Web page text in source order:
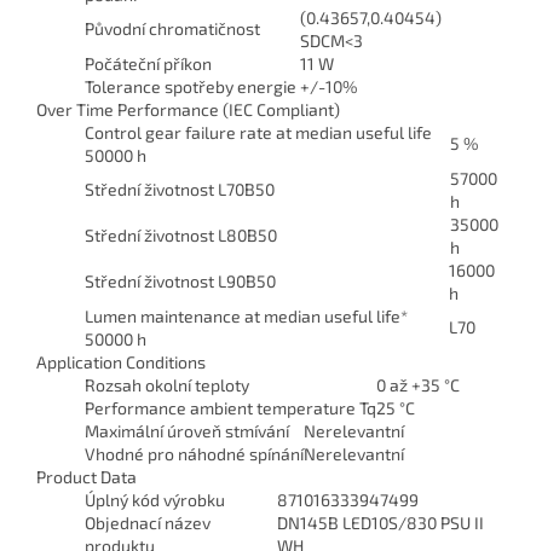
Původní chromatičnost
(0.43657,0.40454)
SDCM<3
Počáteční příkon
11 W
Tolerance spotřeby energie +/-10%
Over Time Performance (IEC Compliant)
Control gear failure rate at median useful life
50000 h
5 %
Střední životnost L70B50
57000
h
Střední životnost L80B50
35000
h
Střední životnost L90B50
16000
h
Lumen maintenance at median useful life*
50000 h
L70
Application Conditions
Rozsah okolní teploty
0 až +35 °C
Performance ambient temperature Tq25 °C
Maximální úroveň stmívání
Nerelevantní
Vhodné pro náhodné spínáníNerelevantní
Product Data
Úplný kód výrobku
871016333947499
Objednací název
produktu
DN145B LED10S/830 PSU II
WH